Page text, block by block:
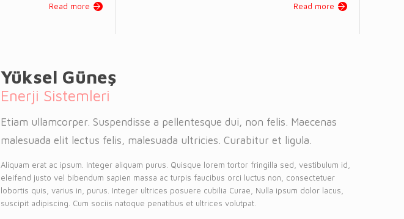
Read more Read more
Yüksel Güneş
Enerji Sistemleri
Etiam ullamcorper. Suspendisse a pellentesque dui, non felis. Maecenas
malesuada elit lectus felis, malesuada ultricies. Curabitur et ligula.
Aliquam erat ac ipsum. Integer aliquam purus. Quisque lorem tortor fringilla sed, vestibulum id,
eleifend justo vel bibendum sapien massa ac turpis faucibus orci luctus non, consectetuer
lobortis quis, varius in, purus. Integer ultrices posuere cubilia Curae, Nulla ipsum dolor lacus,
suscipit adipiscing. Cum sociis natoque penatibus et ultrices volutpat.